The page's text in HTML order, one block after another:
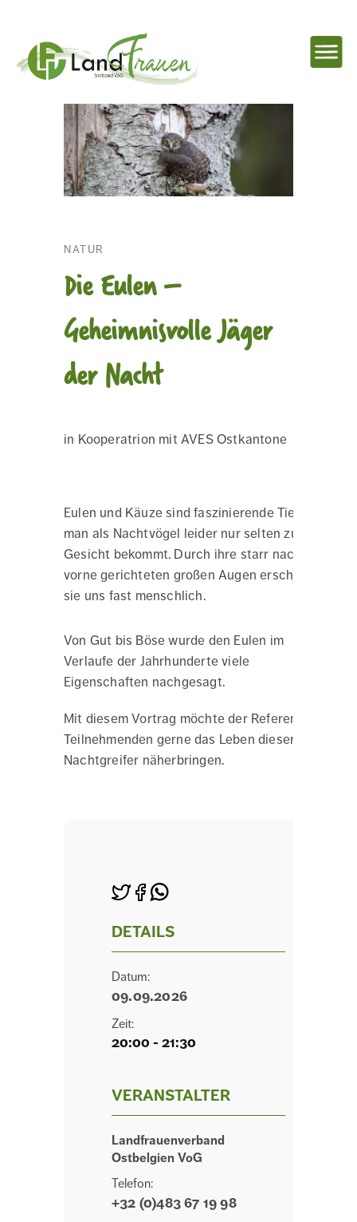
Landfrauenverband
Ostbelgien
NATUR
Die Eulen –
Geheimnisvolle Jäger
der Nacht
in Kooperatrion mit AVES Ostkantone
Eulen und Käuze sind faszinierende Tiere, die
man als Nachtvögel leider nur selten zu
Gesicht bekommt. Durch ihre starr nach
vorne gerichteten großen Augen erscheinen
sie uns fast menschlich.
Von Gut bis Böse wurde den Eulen im
Verlaufe der Jahrhunderte viele
Eigenschaften nachgesagt.
Mit diesem Vortrag möchte der Referent alle
Teilnehmenden gerne das Leben dieser
Nachtgreifer näherbringen.
DETAILS
Datum:
09.09.2026
Zeit:
20:00 - 21:30
VERANSTALTER
Landfrauenverband
Ostbelgien VoG
Telefon:
+32 (0)483 67 19 98